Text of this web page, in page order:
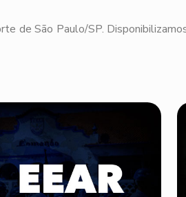
de São Paulo/SP.